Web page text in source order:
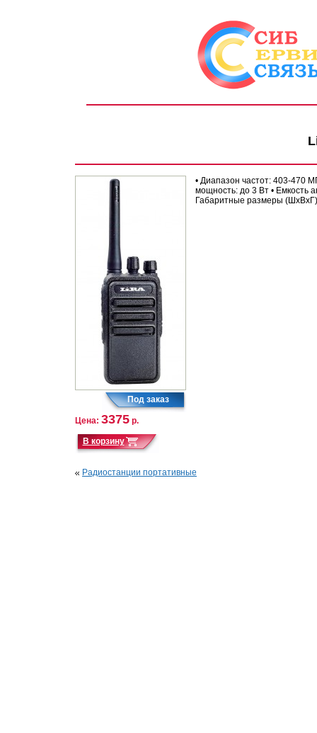
Цена: 3375 р.
• Диапазон частот: 403-470
мощность: до 3 Вт • Емкость
Габаритные размеры
Радиостанции портативные